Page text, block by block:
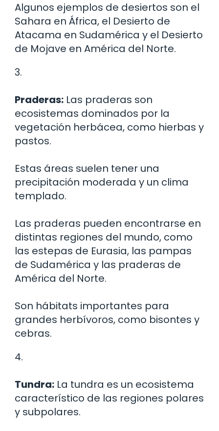
Algunos ejemplos de desiertos son el
Sahara en África, el Desierto de
Atacama en Sudamérica y el Desierto
de Mojave en América del Norte.
3.
Praderas: Las praderas son
ecosistemas dominados por la
vegetación herbácea, como hierbas y
pastos.
Estas áreas suelen tener una
precipitación moderada y un clima
templado.
Las praderas pueden encontrarse en
distintas regiones del mundo, como
las estepas de Eurasia, las pampas
de Sudamérica y las praderas de
América del Norte.
Son hábitats importantes para
grandes herbívoros, como bisontes y
cebras.
4.
Tundra: La tundra es un ecosistema
característico de las regiones polares
y subpolares.